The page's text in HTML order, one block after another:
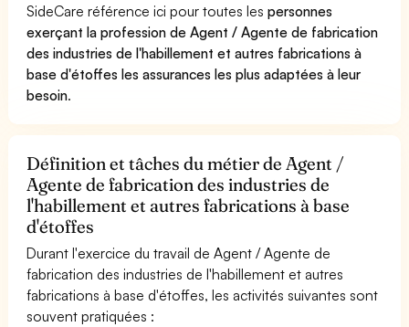
SideCare référence ici pour toutes lespersonnes
exerçant la profession de Agent / Agente de fabrication
des industries de l'habillement et autres fabrications à
base d'étoffes les assurances les plus adaptées à leur
besoin.
Définition et tâches du métier de Agent /
Agente de fabrication des industries de
l'habillement et autres fabrications à base
d'étoffes
Durant l'exercice du travail de Agent / Agente de
fabrication des industries de l'habillement et autres
fabrications à base d'étoffes, les activités suivantes sont
souvent pratiquées :